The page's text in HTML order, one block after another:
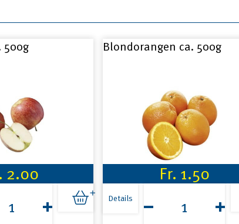
500g
2.00
Blondorangen ca. 500g
Fr. 1.50
Details
500g